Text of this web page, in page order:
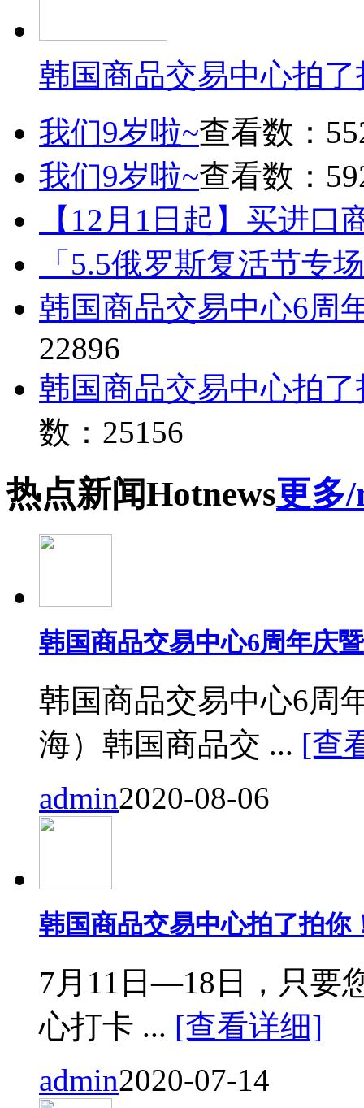
韩国商品交易中心拍
我们9岁啦~查看数：
我们9岁啦~查看数：
【12月1日起】买进口
「5.5俄罗斯复活节专
韩国商品交易中心6周
22896
韩国商品交易中心拍
数：25156
热点新闻Hotnews更多
韩国商品交易中心6周年庆
韩国商品交易中心6周
海）韩国商品交 ... [查
admin2020-08-06
韩国商品交易中心拍了拍你
7月11日—18日，只要
心打卡 ... [查看详细]
admin2020-07-14